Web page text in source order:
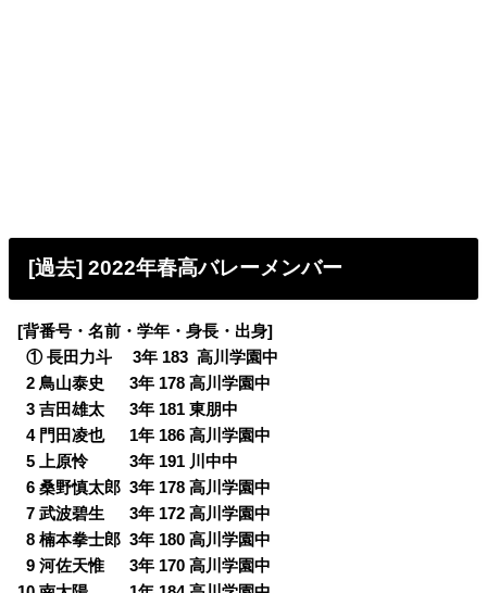
[過去] 2022年春高バレーメンバー
[背番号・名前・学年・身長・出身]
0① 長田力斗 3年 183 高川学園中
02 鳥山泰史 3年 178 高川学園中
03 吉田雄太 3年 181 東朋中
04 門田凌也 1年 186 高川学園中
05 上原怜 3年 191 川中中
06 桑野慎太郎 3年 178 高川学園中
07 武波碧生 3年 172 高川学園中
08 楠本拳士郎 3年 180 高川学園中
09 河佐天惟 3年 170 高川学園中